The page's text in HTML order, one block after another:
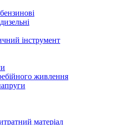
інструмент
живлення
матеріал